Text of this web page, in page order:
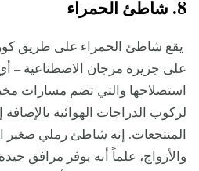
8. شاطئ الحمراء
يقع شاطئ الحمراء على طريق
على جزيرة مرجان الاصطناعية –
استصلاحها والتي تضم مسارات
لركوب الدراجات الهوائية بالإضافة
المنتجعات. إنه شاطئ رملي صغير
والأزواج، علماً أنه يوفر مرافق